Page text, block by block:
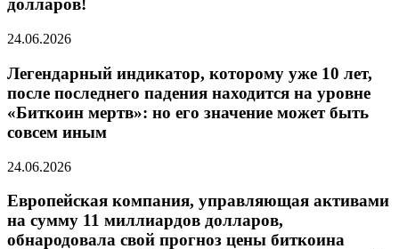
долларов!
24.06.2026
Легендарный индикатор, которому уже 10 лет,
после последнего падения находится на уровне
«Биткоин мертв»: но его значение может быть
совсем иным
24.06.2026
Европейская компания, управляющая активами
на сумму 11 миллиардов долларов,
обнародовала свой прогноз цены биткоина